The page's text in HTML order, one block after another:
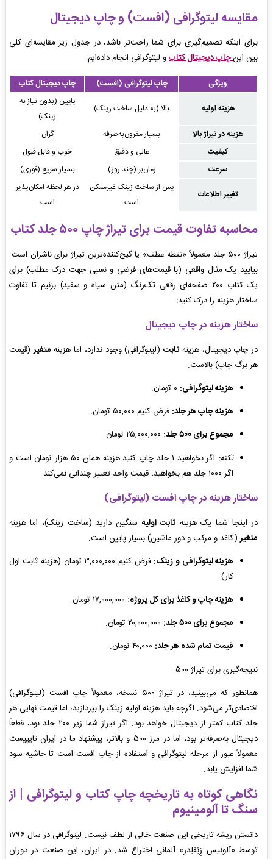
مقایسه لیتوگرافی (افست) و چاپ دیجیتال
برای اینکه تصمیم‌گیری برای شما راحت‌تر باشد، در جدول زیر مقایسه‌ای کلی
بین اینچاپ دیجیتال کتابو لیتوگرافی انجام داده‌ایم:
ویژگی چاپ لیتوگرافی (افست) چاپ دیجیتال کتاب
هزینه اولیه بالا (به دلیل ساخت زینک)
پایین (بدون نیاز به
زینک)
هزینه در تیراژ بالا
بسیار مقرون‌به‌صرفه
گران
کیفیت
عالی و دقیق
خوب و قابل قبول
سرعت
زمان‌بر (چند روز) بسیار سریع (فوری)
تغییر اطلاعات
پس از ساخت زینک غیرممکن
است
در هر لحظه امکان‌پذیر
است
محاسبه تفاوت قیمت برای تیراژ چاپ ۵۰۰ جلد کتاب
تیراژ ۵۰۰ جلد معمولاً «نقطه عطف» یا گیج‌کننده‌ترین تیراژ برای ناشران است.
بیایید یک مثال واقعی (با قیمت‌های فرضی و نسبی جهت درک مطلب) برای
یک کتاب ۲۰۰ صفحه‌ای رقعی تک‌رنگ (متن سیاه و سفید) بزنیم تا تفاوت
ساختار هزینه را درک کنید:
ساختار هزینه در چاپ دیجیتال
در چاپ دیجیتال، هزینه ثابت(لیتوگرافی) وجود ندارد، اما هزینه متغیر(قیمت
هر برگ چاپ) بالاست.
هزینه لیتوگرافی:
هزینه چاپ هر جلد: فرض کنیم ۵۰,۰۰۰ تومان.
مجموع برای ۵۰۰ جلد:
نکته:
اگر بخواهید ۱ جلد چاپ کنید هزینه همان ۵۰ هزار تومان است و
اگر ۱۰۰۰ جلد هم بخواهید، قیمت واحد تغییر چندانی نمی‌کند.
ساختار هزینه در چاپ افست (لیتوگرافی)
در اینجا شما یک هزینه ثابت اولیه سنگین دارید (ساخت زینک)، اما هزینه
متغیر(کاغذ و مرکب و دور ماشین) بسیار پایین است.
هزینه لیتوگرافی و زینک:
فرض کنیم ۳,۰۰۰,۰۰۰ تومان (هزینه ثابت اول
کار).
هزینه چاپ و کاغذ برای کل پروژه:
مجموع برای ۵۰۰ جلد:
قیمت تمام شده هر جلد:
نتیجه‌گیری برای تیراژ ۵۰۰:
همانطور که می‌بینید، در تیراژ ۵۰۰ نسخه، معمولاً چاپ افست (لیتوگرافی)
اقتصادی‌تر می‌شود. اگرچه باید هزینه اولیه زینک را بپردازید، اما قیمت نهایی هر
جلد کتاب کمتر از دیجیتال خواهد بود. اگر تیراژ شما زیر ۲۰۰ جلد بود، قطعاً
دیجیتال به‌صرفه‌تر بود، اما در مرز ۵۰۰ و بالاتر، پیشنهاد ما در ایران تایپیست
معمولاً عبور از مرحله لیتوگرافی و استفاده از چاپ افست است تا حاشیه سود
شما افزایش یابد.
نگاهی کوتاه به تاریخچه چاپ کتاب و لیتوگرافی | از
سنگ تا آلومینیوم
دانستن ریشه تاریخی این صنعت خالی از لطف نیست. لیتوگرافی در سال ۱۷۹۶
توسط «آلوئیس زِنِفلِدر» آلمانی اختراع شد. در ایران، این صنعت در دوران